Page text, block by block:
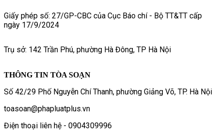
Giấy phép số: 27/GP-CBC của Cục Báo chí - Bộ TT&TT cấp
ngày 17/9/2024
Trụ sở: 142 Trần Phú, phường Hà Đông, TP Hà Nội
THÔNG TIN TÒA SOẠN
Số 42/29 Phố Nguyễn Chí Thanh, phường Giảng Võ, TP. Hà Nội
toasoan@phapluatplus.vn
Điện thoại liên hệ - 0904309996